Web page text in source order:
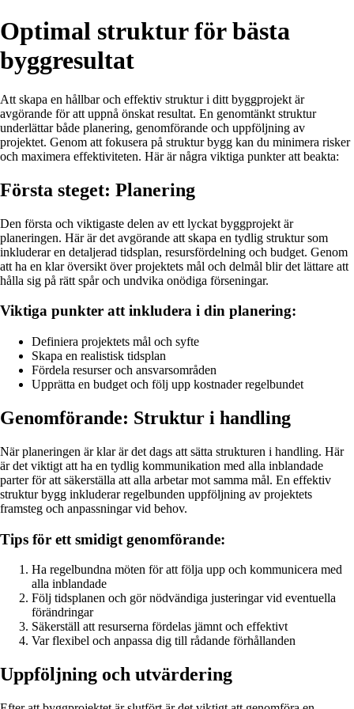
Optimal struktur för bästa
byggresultat
Att skapa en hållbar och effektiv struktur i ditt byggprojekt är
avgörande för att uppnå önskat resultat. En genomtänkt struktur
underlättar både planering, genomförande och uppföljning av
projektet. Genom att fokusera på struktur bygg kan du minimera risker
och maximera effektiviteten. Här är några viktiga punkter att beakta:
Första steget: Planering
Den första och viktigaste delen av ett lyckat byggprojekt är
planeringen. Här är det avgörande att skapa en tydlig struktur som
inkluderar en detaljerad tidsplan, resursfördelning och budget. Genom
att ha en klar översikt över projektets mål och delmål blir det lättare att
hålla sig på rätt spår och undvika onödiga förseningar.
Viktiga punkter att inkludera i din planering:
Definiera projektets mål och syfte
Skapa en realistisk tidsplan
Fördela resurser och ansvarsområden
Upprätta en budget och följ upp kostnader regelbundet
Genomförande: Struktur i handling
När planeringen är klar är det dags att sätta strukturen i handling. Här
är det viktigt att ha en tydlig kommunikation med alla inblandade
parter för att säkerställa att alla arbetar mot samma mål. En effektiv
struktur bygg inkluderar regelbunden uppföljning av projektets
framsteg och anpassningar vid behov.
Tips för ett smidigt genomförande:
Ha regelbundna möten för att följa upp och kommunicera med
alla inblandade
Följ tidsplanen och gör nödvändiga justeringar vid eventuella
förändringar
Säkerställ att resurserna fördelas jämnt och effektivt
Var flexibel och anpassa dig till rådande förhållanden
Uppföljning och utvärdering